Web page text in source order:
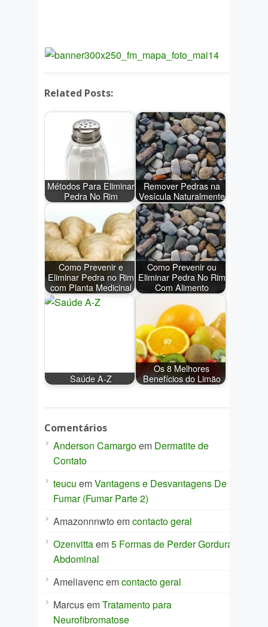
Related Posts:
Métodos Para Eliminar
Pedra No Rim
Remover Pedras na
Vesícula Naturalmente
Como Prevenir e
Eliminar Pedra no Rim
com Planta Medicinal
Como Prevenir ou
Eliminar Pedra No Rim
Com Alimento
Saúde A-Z
Os 8 Melhores
Benefícios do Limão
Comentários
Anderson Camargoem Dermatite de
Contato
teucu emVantagens e Desvantagens De
Fumar (Fumar Parte 2)
Amazonnnwto emcontacto geral
Ozenvittaem5 Formas de Perder Gordura
Abdominal
Ameliavencemcontacto geral
MarcusemTratamento para
Neurofibromatose